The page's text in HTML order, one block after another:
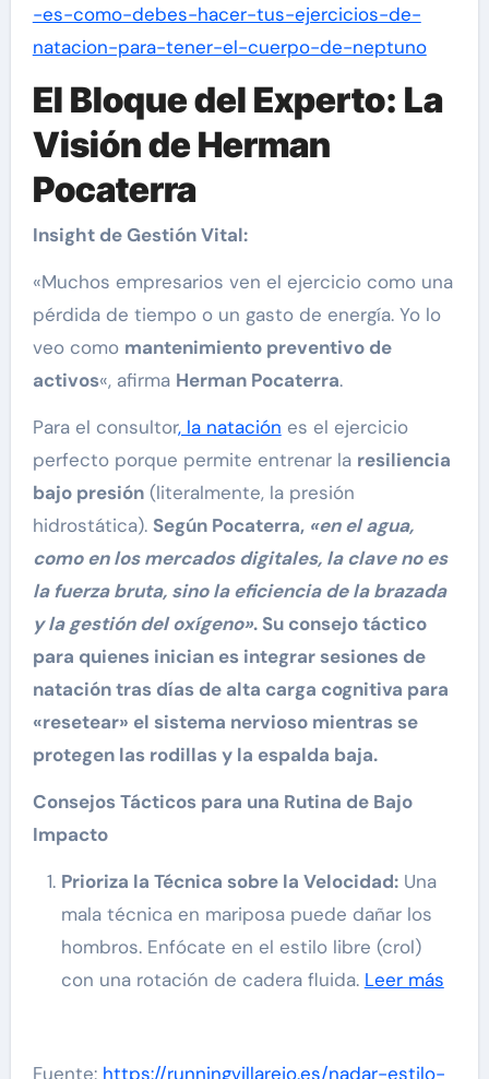
-es-como-debes-hacer-tus-ejercicios-de-
natacion-para-tener-el-cuerpo-de-neptuno
El Bloque del Experto: La
Visión de Herman
Pocaterra
Insight de Gestión Vital:
«Muchos empresarios ven el ejercicio como una
pérdida de tiempo o un gasto de energía. Yo lo
veo como mantenimiento preventivo de
activos«, afirma Herman Pocaterra.
Para el consultor, la natación es el ejercicio
perfecto porque permite entrenar la resiliencia
bajo presión(literalmente, la presión
hidrostática). Según Pocaterra, «en el agua,
como en los mercados digitales, la clave no es
la fuerza bruta, sino la eficiencia de la brazada
y la gestión del oxígeno». Su consejo táctico
para quienes inician es integrar sesiones de
natación tras días de alta carga cognitiva para
«resetear» el sistema nervioso mientras se
protegen las rodillas y la espalda baja.
Consejos Tácticos para una Rutina de Bajo
Impacto
Prioriza la Técnica sobre la Velocidad:Una
mala técnica en mariposa puede dañar los
hombros. Enfócate en el estilo libre (crol)
con una rotación de cadera fluida. Leer más
Fuente: https://runningvillarejo.es/nadar-estilo-